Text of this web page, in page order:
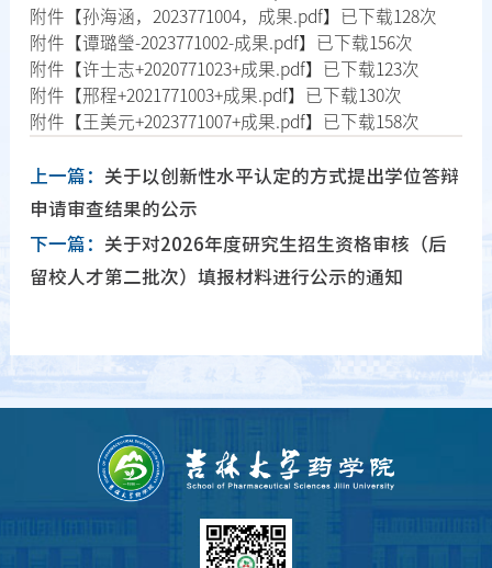
附件【孙海涵，2023771004，成果.pdf】已下载128次
附件【谭璐瑩-2023771002-成果.pdf】已下载156次
附件【许士志+2020771023+成果.pdf】已下载123次
附件【邢程+2021771003+成果.pdf】已下载130次
附件【 王美元+2023771007+成果.pdf】已下载158次
上一篇： 关于以创新性水平认定的方式提出学位答辩
申请审查结果的公示
下一篇： 关于对2026年度研究生招生资格审核（后
留校人才第二批次）填报材料进行公示的通知